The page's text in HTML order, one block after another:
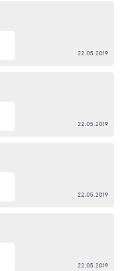
22.05.2019
22.05.2019
22.05.2019
22.05.2019